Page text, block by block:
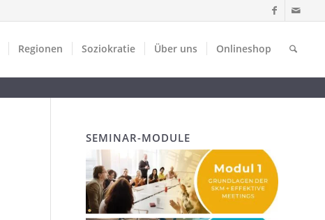
Regionen Soziokratie Über uns Onlineshop
SEMINAR-MODULE